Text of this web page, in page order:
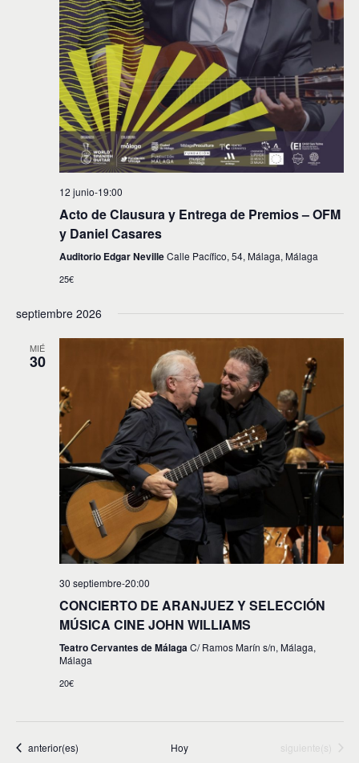
o
s
12 junio-19:00
Acto de Clausura y Entrega de Premios – OFM
y Daniel Casares
Auditorio Edgar NevilleCalle Pacífico, 54, Málaga, Málaga
25€
septiembre 2026
MIÉ
30
30 septiembre-20:00
CONCIERTO DE ARANJUEZ Y SELECCIÓN
MÚSICA CINE JOHN WILLIAMS
Teatro Cervantes de MálagaC/ Ramos Marín s/n, Málaga,
Málaga
20€
Eventos
anterior(es) Hoy Eventos
siguiente(s)